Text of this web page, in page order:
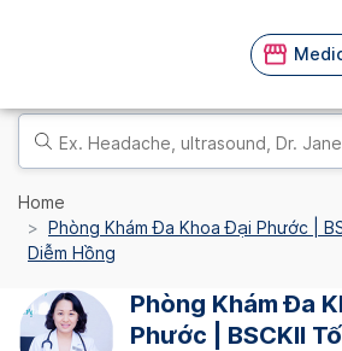
Home
Phòng Khám Đa Khoa Đại Phước |
Diễm Hồng
Phòng Khám Đa
Phước | BSCKII